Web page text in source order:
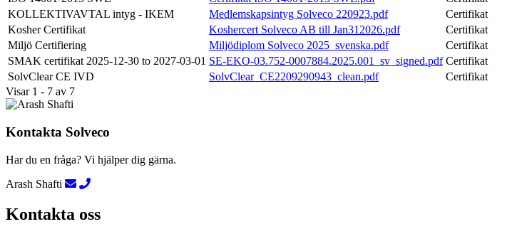
KOLLEKTIVAVTAL intyg - IKEM
Medlemskapsintyg Solveco 220923.pdf
Certifikat
Kosher Certifikat
Koshercert Solveco AB till Jan312026.pdf
Certifikat
Miljö Certifiering
Miljödiplom Solveco 2025_svenska.pdf
Certifikat
SMAK certifikat 2025-12-30 to 2027-03-01 SE-EKO-03.752-0007884.2025.001_sv_signed.pdf Certifikat
SolvClear CE IVD
SolvClear_CE2209290943_clean.pdf
Certifikat
Visar 1 - 7 av 7
Kontakta Solveco
Har du en fråga? Vi hjälper dig gärna.
Arash Shafti
Kontakta oss